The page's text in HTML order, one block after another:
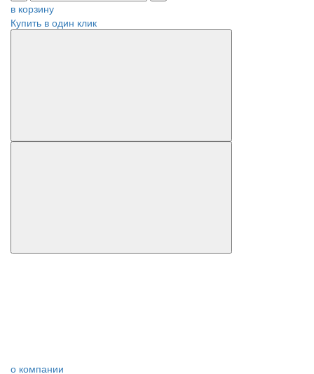
в корзину
Купить в один клик
о компании